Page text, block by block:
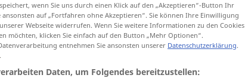
Ballon
wenn Sie uns durch einen Klick auf den „Akzeptieren“-Button Ihr
ansonsten auf „Fortfahren ohne Akzeptieren“. Sie können Ihre Einwilligung
Webseite widerrufen. Wenn Sie weitere Informationen zu den Cookies
möchten, klicken Sie einfach auf den Button „Mehr Optionen“.
entnehmen Sie ansonsten unserer Datenschutzerklärung.
.
Daten, um Folgendes bereitzustellen: